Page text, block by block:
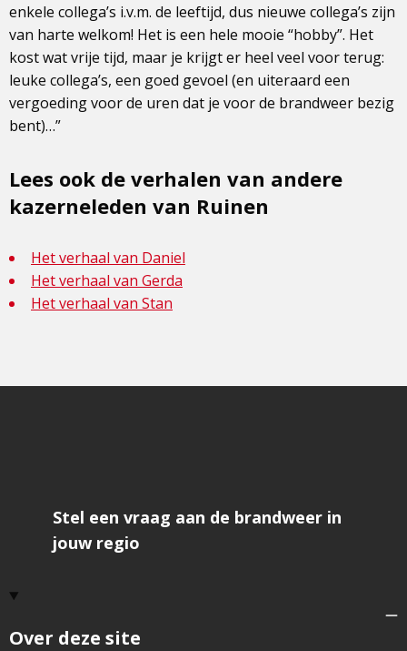
enkele collega’s i.v.m. de leeftijd, dus nieuwe collega’s zijn
van harte welkom! Het is een hele mooie “hobby”. Het
kost wat vrije tijd, maar je krijgt er heel veel voor terug:
leuke collega’s, een goed gevoel (en uiteraard een
vergoeding voor de uren dat je voor de brandweer bezig
bent)…”
Lees ook de verhalen van andere
kazerneleden van Ruinen
Het verhaal van Daniel
Het verhaal van Gerda
Het verhaal van Stan
Over deze site
Stel een vraag aan de brandweer in
jouw regio